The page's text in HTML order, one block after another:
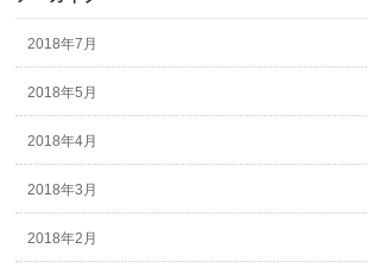
2018年7月
2018年5月
2018年4月
2018年3月
2018年2月